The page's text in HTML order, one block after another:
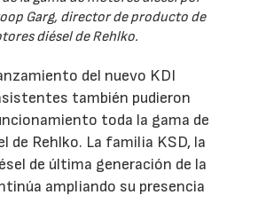
Garg, director de producto de
diésel de Rehlko.
del nuevo KDI
también pudieron
toda la gama de
de Rehlko. La familia KSD, la
de última generación de la
ampliando su presencia